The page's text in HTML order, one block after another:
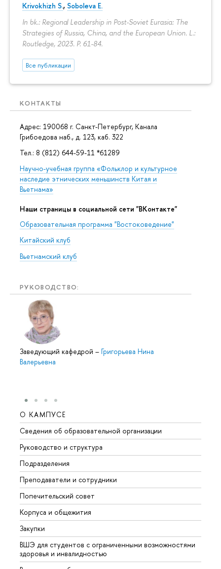
Krivokhizh S., Soboleva E.
In bk.: Regional Leadership in Post-Soviet Eurasia: The
Strategies of Russia, China, and the European Union. L.:
Routledge, 2023. P. 61-84.
Все публикации
КОНТАКТЫ
Адрес: 190068 г. Санкт-Петербург, Канала
Грибоедова наб., д. 123, каб. 322
Тел.: 8 (812) 644-59-11 *61289
Научно-учебная группа «Фольклор и культурное
наследие этнических меньшинств Китая и
Вьетнама»
Наши страницы в социальной сети "ВКонтакте"
Образовательная программа "Востоковедение"
Китайский клуб
Вьетнамский клуб
РУКОВОДСТВО:
Заведующий кафедрой – Григорьева Нина
Валерьевна
О КАМПУСЕ
Сведения об образовательной организации
Руководство и структура
Подразделения
Преподаватели и сотрудники
Попечительский совет
Корпуса и общежития
Закупки
ВШЭ для студентов с ограниченными возможностями
здоровья и инвалидностью